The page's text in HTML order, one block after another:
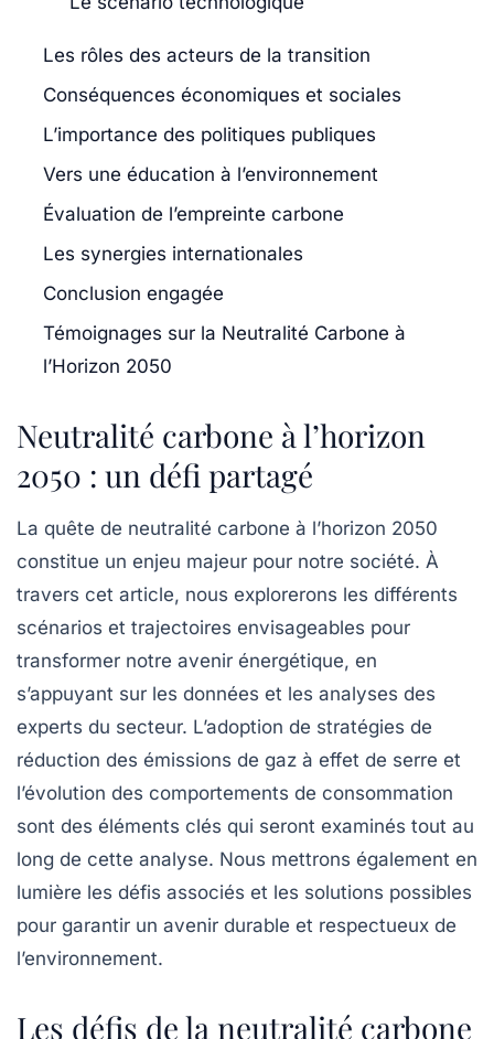
Les rôles des acteurs de la transition
Conséquences économiques et sociales
L’importance des politiques publiques
Vers une éducation à l’environnement
Évaluation de l’empreinte carbone
Les synergies internationales
Conclusion engagée
Témoignages sur la Neutralité Carbone à
l’Horizon 2050
Neutralité carbone à l’horizon
2050 : un défi partagé
La quête de neutralité carbone à l’horizon 2050
constitue un enjeu majeur pour notre société. À
travers cet article, nous explorerons les différents
scénarios et trajectoires envisageables pour
transformer notre avenir énergétique, en
s’appuyant sur les données et les analyses des
experts du secteur. L’adoption de stratégies de
réduction des émissions de gaz à effet de serre et
l’évolution des comportements de consommation
sont des éléments clés qui seront examinés tout au
long de cette analyse. Nous mettrons également en
lumière les défis associés et les solutions possibles
pour garantir un avenir durable et respectueux de
l’environnement.
Les défis de la neutralité carbone